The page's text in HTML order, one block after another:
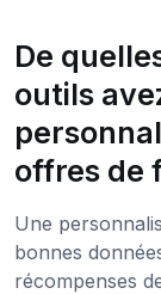
De
outils
offres de
Une
bonnes
récompenses